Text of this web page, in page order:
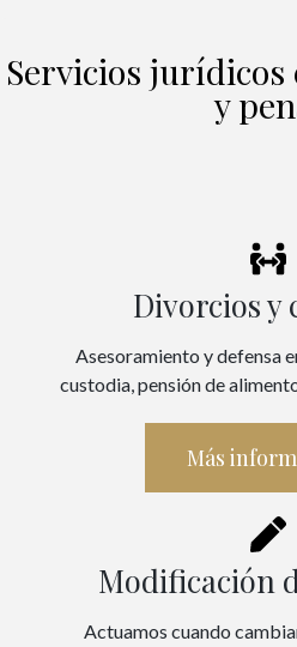
Servicios jurídicos
y
Divorcios y
Asesoramiento y defensa
custodia, pensión de
Más
Modificación
Actuamos cuando